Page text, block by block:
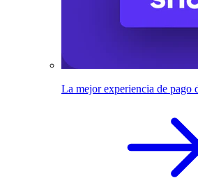
La mejor experiencia de pago